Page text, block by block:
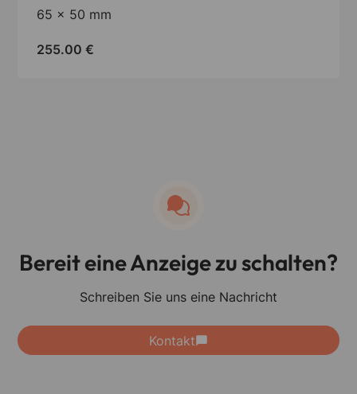
65 x 50 mm
255.00 €
Bereit eine Anzeige zu schalten?
Schreiben Sie uns eine Nachricht
Kontakt